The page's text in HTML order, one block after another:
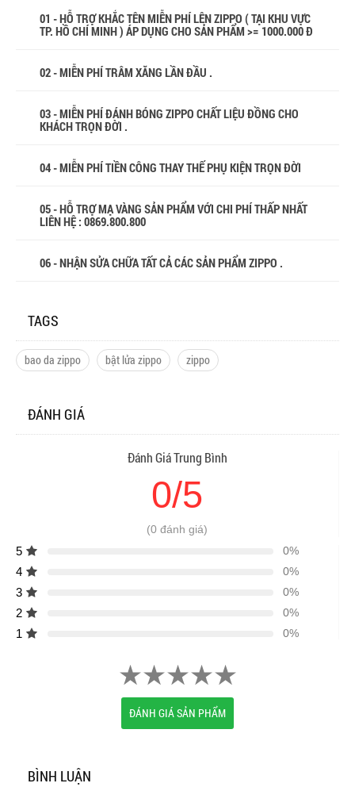
01 - HỖ TRỢ KHẮC TÊN MIỄN PHÍ LÊN ZIPPO ( TẠI KHU VỰC
TP. HỒ CHÍ MINH ) ÁP DỤNG CHO SẢN PHẨM >= 1000.000 Đ
02 - MIỄN PHÍ TRÂM XĂNG LẦN ĐẦU .
03 - MIỄN PHÍ ĐÁNH BÓNG ZIPPO CHẤT LIỆU ĐỒNG CHO
KHÁCH TRỌN ĐỜI .
04 - MIỄN PHÍ TIỀN CÔNG THAY THẾ PHỤ KIỆN TRỌN ĐỜI
05 - HỖ TRỢ MẠ VÀNG SẢN PHẨM VỚI CHI PHÍ THẤP NHẤT
LIÊN HỆ : 0869.800.800
06 - NHẬN SỬA CHỮA TẤT CẢ CÁC SẢN PHẨM ZIPPO .
TAGS
bao da zippo bật lửa zippo zippo
ĐÁNH GIÁ
Đánh Giá Trung Bình
0/5
(0 đánh giá)
5 0%
4 0%
3 0%
2 0%
1 0%
ĐÁNH GIÁ SẢN PHẨM
BÌNH LUẬN